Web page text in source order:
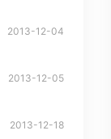
2013-12-04
2013-12-05
2013-12-18